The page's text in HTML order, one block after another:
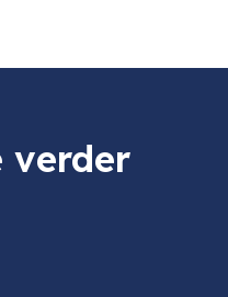
verder